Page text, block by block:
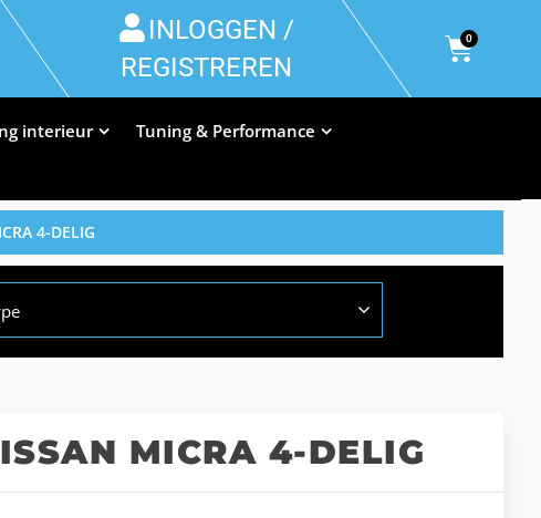
INLOGGEN /
REGISTREREN
0
interieur
Tuning & Performance
4-DELIG
MICRA 4-DELIG